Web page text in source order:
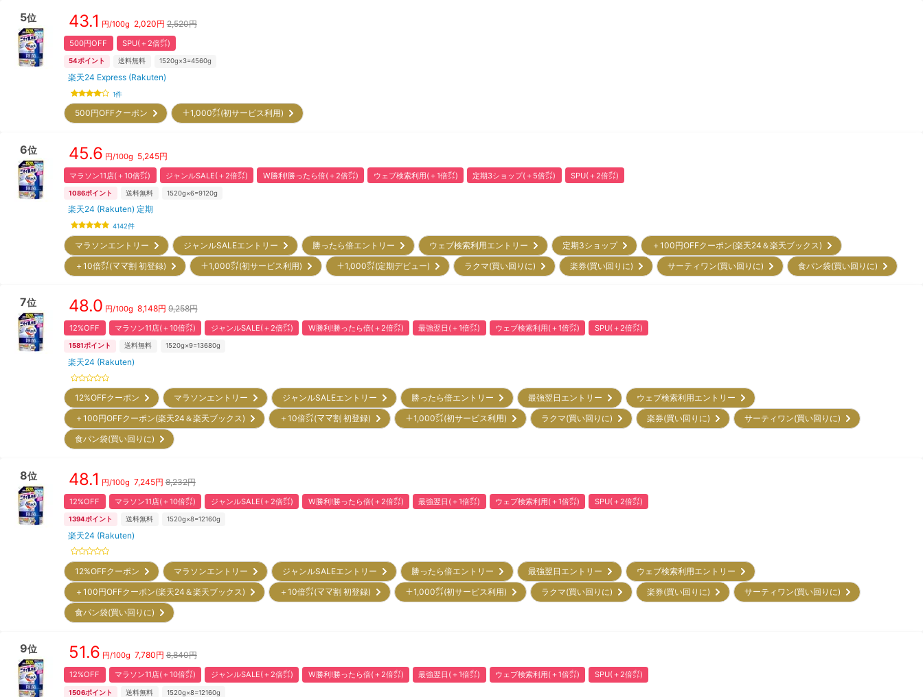
5位 43.1 円/100g 2,020円 2,520円
500円OFF SPU(＋2倍㌽)
54ポイント 送料無料 1520g×3=4560g
楽天24 Express (Rakuten)
1件
500円OFFクーポン ＋1,000㌽(初サービス利用)
6位 45.6 円/100g 5,245円
マラソン11店(＋10倍㌽) ジャンルSALE(＋2倍㌽) W勝利!勝ったら倍(＋2倍㌽) ウェブ検索利用(＋1倍㌽) 定期3ショップ(＋5倍㌽) SPU(＋2倍㌽)
1086ポイント 送料無料 1520g×6=9120g
楽天24 (Rakuten) 定期
4142件
マラソンエントリー ジャンルSALEエントリー 勝ったら倍エントリー ウェブ検索利用エントリー 定期3ショップ
＋100円OFFクーポン(楽天24＆楽天ブックス)
＋10倍㌽(ママ割 初登録)
＋1,000㌽(初サービス利用) ＋1,000㌽(定期デビュー) ラクマ(買い回りに) 楽券(買い回りに) サーティワン(買い回りに) 食パン袋(買い回りに)
7位 48.0 円/100g 8,148円 9,258円
12%OFF マラソン11店(＋10倍㌽) ジャンルSALE(＋2倍㌽) W勝利!勝ったら倍(＋2倍㌽) 最強翌日(＋1倍㌽) ウェブ検索利用(＋1倍㌽) SPU(＋2倍㌽)
1581 ポイント 送料無料 1520g×9=13680g
楽天24 (Rakuten)
12%OFFクーポン マラソンエントリー ジャンルSALEエントリー 勝ったら倍エントリー 最強翌日エントリー
ウェブ検索利用エントリー
＋100円OFFクーポン(楽天24＆楽天ブックス)
＋10倍㌽(ママ割 初登録) ＋1,000㌽(初サービス利用) ラクマ(買い回りに) 楽券(買い回りに)
サーティワン(買い回りに)
食パン袋(買い回りに)
8位 48.1 円/100g 7,245円 8,232円
12%OFF マラソン11店(＋10倍㌽) ジャンルSALE(＋2倍㌽) W勝利!勝ったら倍(＋2倍㌽) 最強翌日(＋1倍㌽) ウェブ検索利用(＋1倍㌽) SPU(＋2倍㌽)
1394ポイント 送料無料 1520g×8=12160g
楽天24 (Rakuten)
12%OFFクーポン マラソンエントリー ジャンルSALEエントリー 勝ったら倍エントリー 最強翌日エントリー
ウェブ検索利用エントリー
＋100円OFFクーポン(楽天24＆楽天ブックス)
＋10倍㌽(ママ割 初登録) ＋1,000㌽(初サービス利用) ラクマ(買い回りに) 楽券(買い回りに)
サーティワン(買い回りに)
食パン袋(買い回りに)
9位 51.6 円/100g 7,780円 8,840円
12%OFF マラソン11店(＋10倍㌽) ジャンルSALE(＋2倍㌽) W勝利!勝ったら倍(＋2倍㌽) 最強翌日(＋1倍㌽) ウェブ検索利用(＋1倍㌽) SPU(＋2倍㌽)
1506ポイント 送料無料 1520g×8=12160g